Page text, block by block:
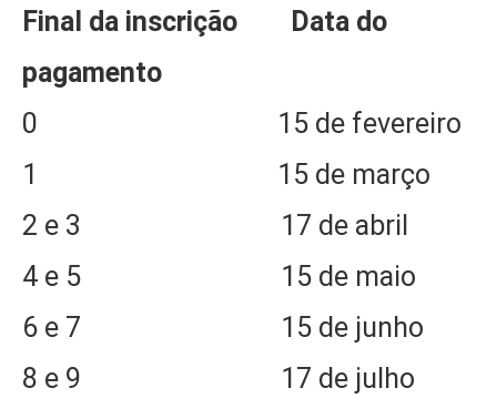
Final da inscrição
Data do
pagamento
0 15 de fevereiro
1 15 de março
2 e 3 17 de abril
4 e 5 15 de maio
6 e 7 15 de junho
8 e 9 17 de julho